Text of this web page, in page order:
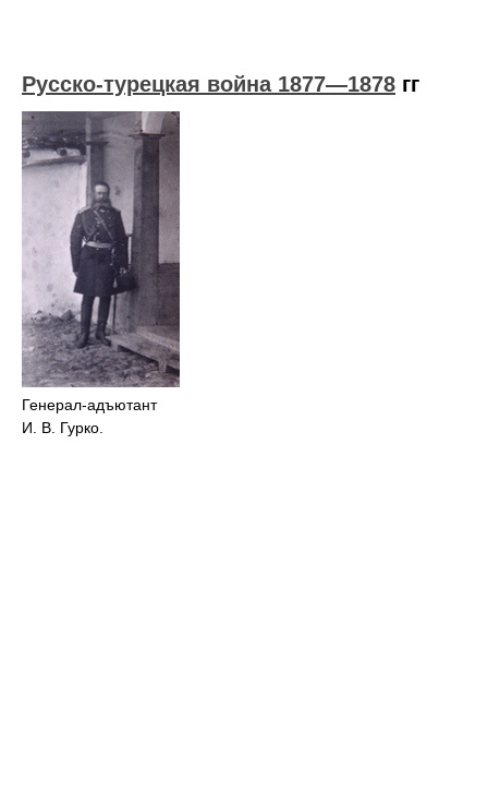
Русско-турецкая война 1877—1878 гг
Генерал-адъютант
И. В. Гурко.